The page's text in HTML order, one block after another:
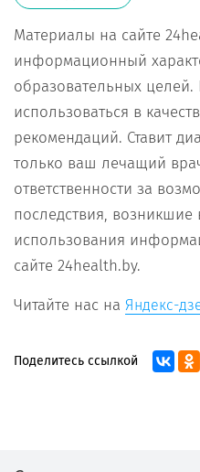
Материалы на сайте
информационный
образовательных
использоваться в
рекомендаций. Ставит
только ваш лечащий
ответственности за
последствия, возникшие
использования
сайте 24health.by.
Читайте нас на Яндекс-
Поделитесь ссылкой